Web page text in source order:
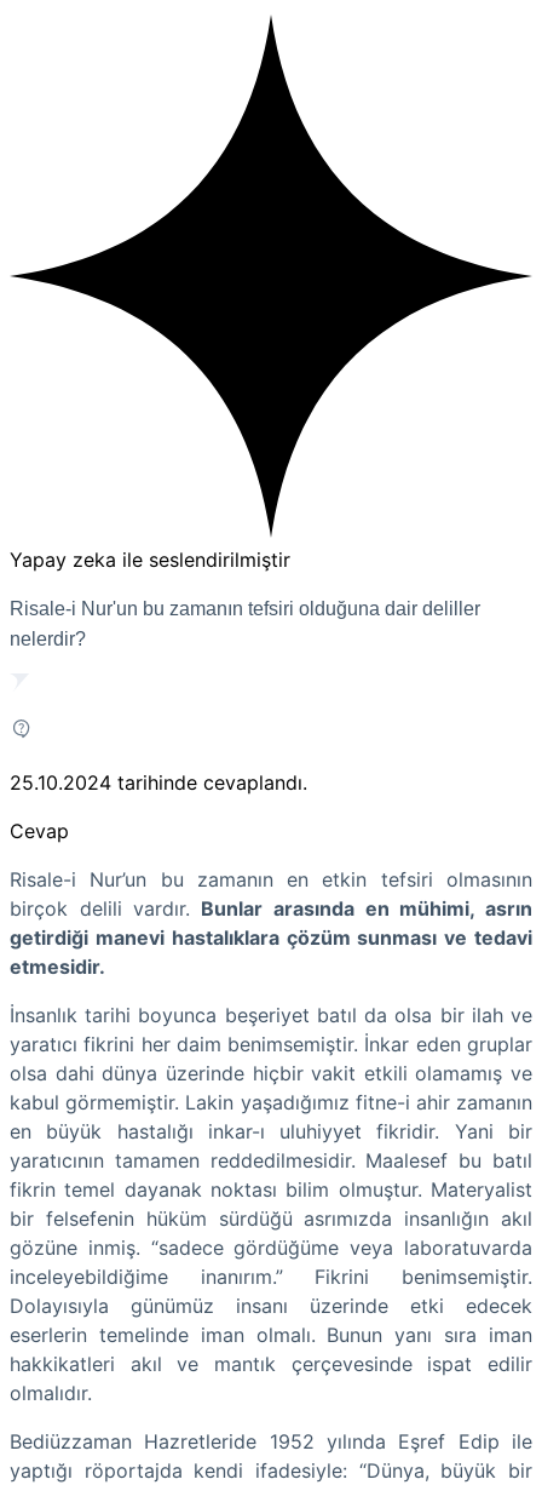
Yapay zeka ile seslendirilmiştir
Risale-i Nur'un bu zamanın tefsiri olduğuna dair deliller
nelerdir?
25.10.2024 tarihinde cevaplandı.
Cevap
Risale-i Nur’un bu zamanın en etkin tefsiri olmasının
birçok delili vardır. Bunlar arasında en mühimi, asrın
getirdiği manevi hastalıklara çözüm sunması ve tedavi
etmesidir.
İnsanlık tarihi boyunca beşeriyet batıl da olsa bir ilah ve
yaratıcı fikrini her daim benimsemiştir. İnkar eden gruplar
olsa dahi dünya üzerinde hiçbir vakit etkili olamamış ve
kabul görmemiştir. Lakin yaşadığımız fitne-i ahir zamanın
en büyük hastalığı inkar-ı uluhiyyet fikridir. Yani bir
yaratıcının tamamen reddedilmesidir. Maalesef bu batıl
fikrin temel dayanak noktası bilim olmuştur. Materyalist
bir felsefenin hüküm sürdüğü asrımızda insanlığın akıl
gözüne inmiş. “sadece gördüğüme veya laboratuvarda
inceleyebildiğime inanırım.” Fikrini benimsemiştir.
Dolayısıyla günümüz insanı üzerinde etki edecek
eserlerin temelinde iman olmalı. Bunun yanı sıra iman
hakkikatleri akıl ve mantık çerçevesinde ispat edilir
olmalıdır.
Bediüzzaman Hazretleride 1952 yılında Eşref Edip ile
yaptığı röportajda kendi ifadesiyle: “Dünya, büyük bir